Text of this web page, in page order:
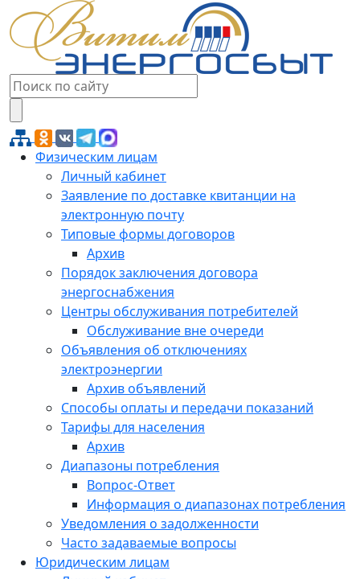
Физическим лицам
Личный кабинет
Заявление по доставке квитанции на
электронную почту
Типовые формы договоров
Архив
Порядок заключения договора
энергоснабжения
Центры обслуживания потребителей
Обслуживание вне очереди
Объявления об отключениях
электроэнергии
Архив объявлений
Способы оплаты и передачи показаний
Тарифы для населения
Архив
Диапазоны потребления
Вопрос-Ответ
Информация о диапазонах потребления
Уведомления о задолженности
Часто задаваемые вопросы
Юридическим лицам